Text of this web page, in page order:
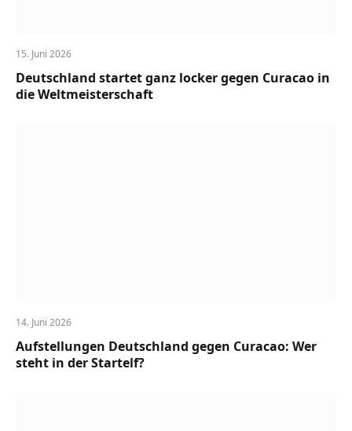
15. Juni 2026
Deutschland startet ganz locker gegen Curacao in
die Weltmeisterschaft
14. Juni 2026
Aufstellungen Deutschland gegen Curacao: Wer
steht in der Startelf?